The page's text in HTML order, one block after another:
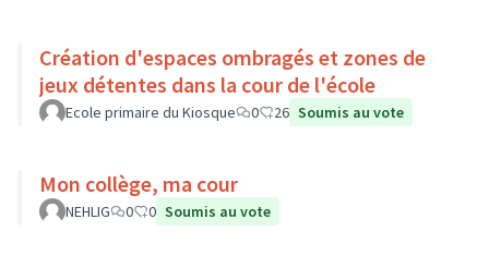
Création d'espaces ombragés et zones de
jeux détentes dans la cour de l'école
Ecole primaire du Kiosque 0 26 Soumis au vote
Mon collège, ma cour
NEHLIG 0 0 Soumis au vote